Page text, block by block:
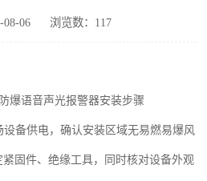
08-06 浏览数：117
防爆语音声光报警器安装步骤
备供电，确认安装区域无易燃易爆风
固件、绝缘工具，同时核对设备外观